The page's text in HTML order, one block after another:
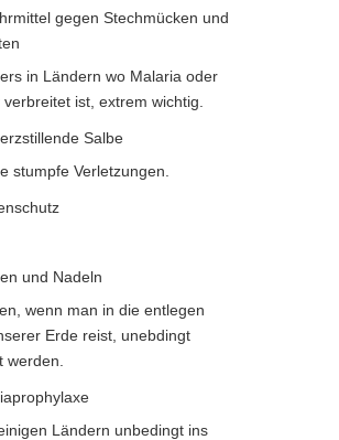
gegen Stechmücken und
in Ländern wo Malaria oder
ist, extrem wichtig.
Salbe
stumpfe Verletzungen.
und Nadeln
wenn man in die entlegen
Erde reist, unebdingt
werden.
Ländern unbedingt ins